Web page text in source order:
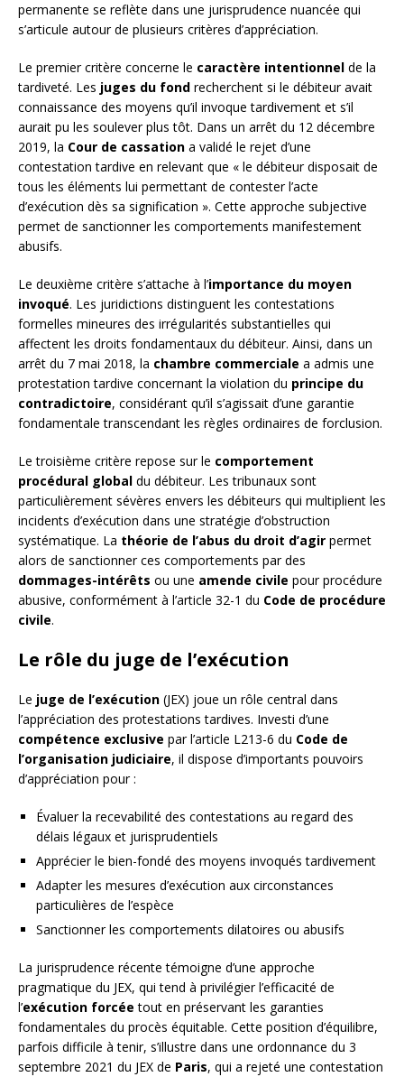
permanente se reflète dans une jurisprudence nuancée qui
s’articule autour de plusieurs critères d’appréciation.
Le premier critère concerne le caractère intentionnel de la
tardiveté. Les juges du fond recherchent si le débiteur avait
connaissance des moyens qu’il invoque tardivement et s’il
aurait pu les soulever plus tôt. Dans un arrêt du 12 décembre
2019, la Cour de cassation a validé le rejet d’une
contestation tardive en relevant que « le débiteur disposait de
tous les éléments lui permettant de contester l’acte
d’exécution dès sa signification ». Cette approche subjective
permet de sanctionner les comportements manifestement
abusifs.
Le deuxième critère s’attache à l’importance du moyen
invoqué. Les juridictions distinguent les contestations
formelles mineures des irrégularités substantielles qui
affectent les droits fondamentaux du débiteur. Ainsi, dans un
arrêt du 7 mai 2018, la chambre commerciale a admis une
protestation tardive concernant la violation du principe du
contradictoire, considérant qu’il s’agissait d’une garantie
fondamentale transcendant les règles ordinaires de forclusion.
Le troisième critère repose sur le comportement
procédural global du débiteur. Les tribunaux sont
particulièrement sévères envers les débiteurs qui multiplient les
incidents d’exécution dans une stratégie d’obstruction
systématique. La théorie de l’abus du droit d’agir permet
alors de sanctionner ces comportements par des
dommages-intérêts ou une amende civile pour procédure
abusive, conformément à l’article 32-1 du Code de procédure
civile.
Le rôle du juge de l’exécution
Le juge de l’exécution (JEX) joue un rôle central dans
l’appréciation des protestations tardives. Investi d’une
compétence exclusive par l’article L213-6 du Code de
l’organisation judiciaire, il dispose d’importants pouvoirs
d’appréciation pour :
Évaluer la recevabilité des contestations au regard des
délais légaux et jurisprudentiels
Apprécier le bien-fondé des moyens invoqués tardivement
Adapter les mesures d’exécution aux circonstances
particulières de l’espèce
Sanctionner les comportements dilatoires ou abusifs
La jurisprudence récente témoigne d’une approche
pragmatique du JEX, qui tend à privilégier l’efficacité de
l’exécution forcée tout en préservant les garanties
fondamentales du procès équitable. Cette position d’équilibre,
parfois difficile à tenir, s’illustre dans une ordonnance du 3
septembre 2021 du JEX de Paris, qui a rejeté une contestation